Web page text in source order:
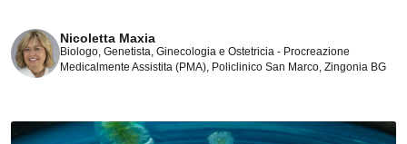
Nicoletta Maxia
Biologo, Genetista, Ginecologia e Ostetricia - Procreazione
Medicalmente Assistita (PMA), Policlinico San Marco, Zingonia BG